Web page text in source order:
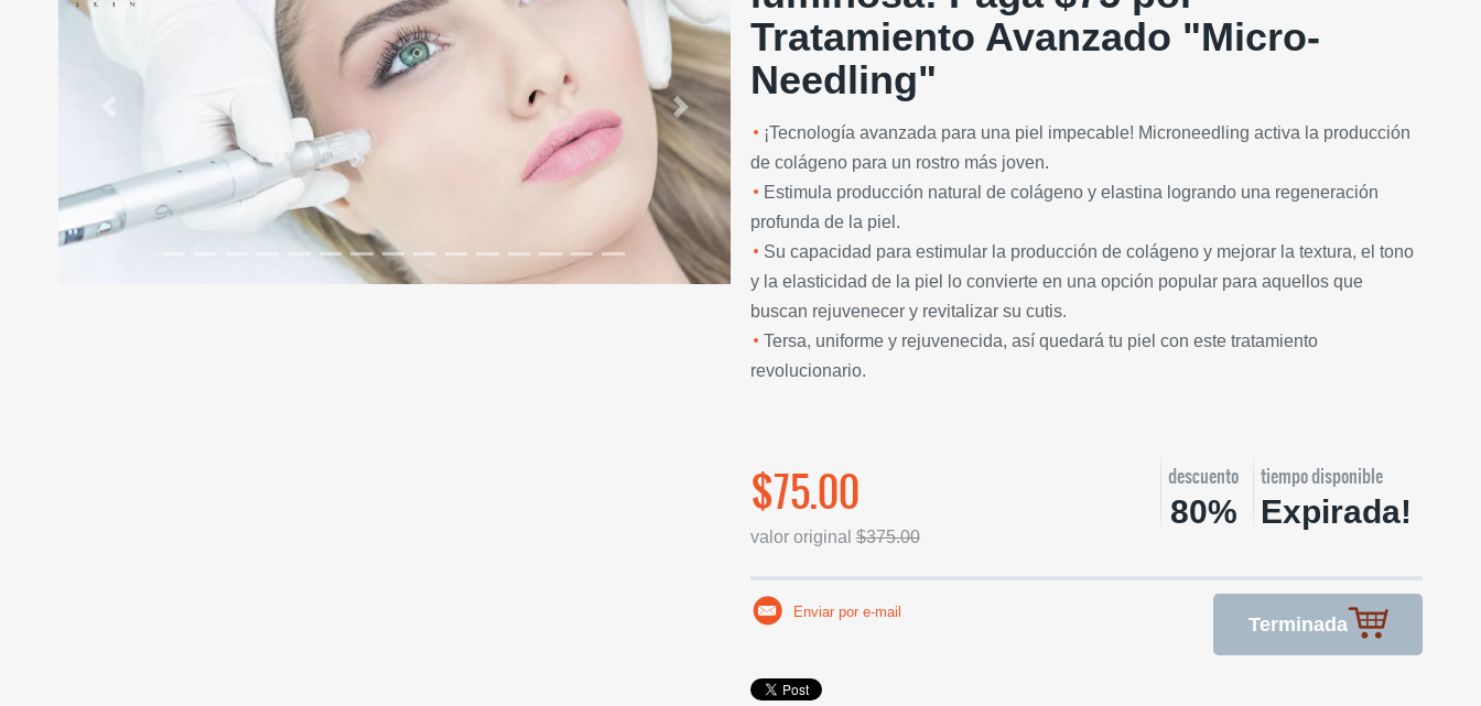
Next
Tratamiento Avanzado "Micro-
Needling"
¡Tecnología avanzada para una piel impecable! Microneedling activa la producción
de colágeno para un rostro más joven.
Estimula producción natural de colágeno y elastina logrando una regeneración
profunda de la piel.
Su capacidad para estimular la producción de colágeno y mejorar la textura, el tono
y la elasticidad de la piel lo convierte en una opción popular para aquellos que
buscan rejuvenecer y revitalizar su cutis.
Tersa, uniforme y rejuvenecida, así quedará tu piel con este tratamiento
revolucionario.
$75.00
valor original$375.00
descuento
80%
tiempo disponible
Expirada!
Terminada
Enviar por e-mail